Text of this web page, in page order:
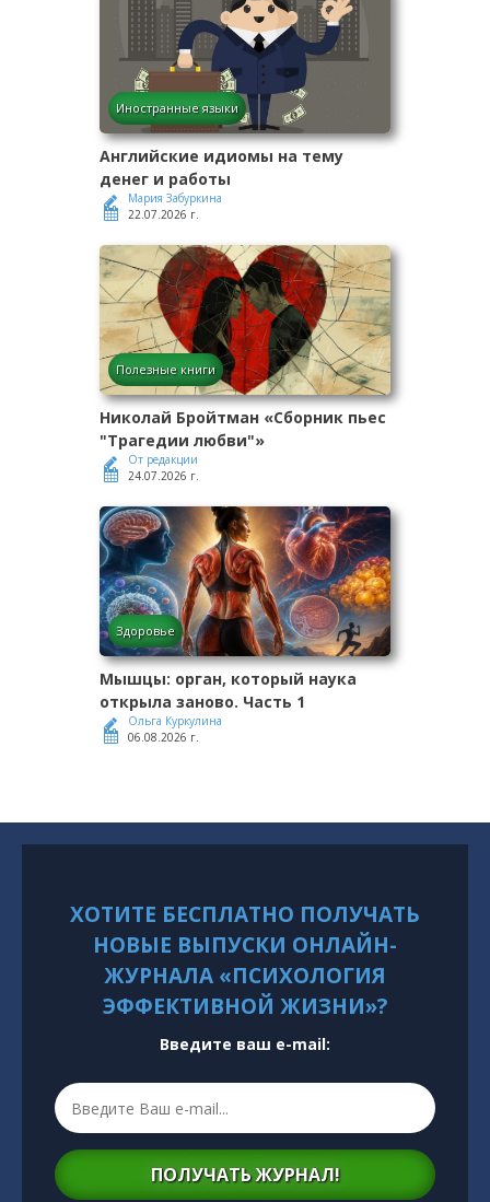
Иностранные языки
Английские идиомы на тему
денег и работы
Мария Забуркина
22.07.2026 г.
Полезные книги
Николай Бройтман «Сборник пьес
"Трагедии любви"»
От редакции
24.07.2026 г.
Здоровье
Мышцы: орган, который наука
открыла заново. Часть 1
Ольга Куркулина
06.08.2026 г.
ХОТИТЕ БЕСПЛАТНО ПОЛУЧАТЬ
НОВЫЕ ВЫПУСКИ ОНЛАЙН-
ЖУРНАЛА «ПСИХОЛОГИЯ
ЭФФЕКТИВНОЙ ЖИЗНИ»?
Введите ваш e-mail:
ПОЛУЧАТЬ ЖУРНАЛ!